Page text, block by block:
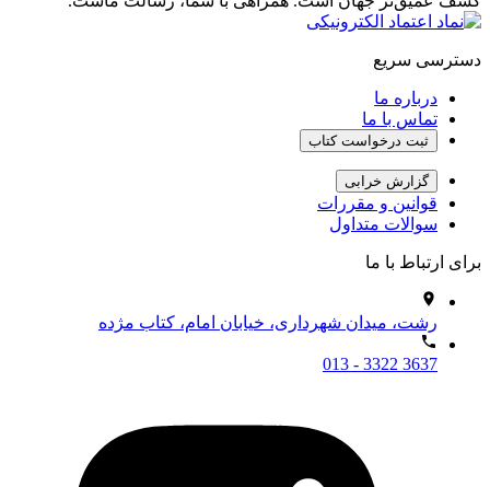
دسترسی سریع
درباره ما
تماس با ما
ثبت درخواست کتاب
گزارش خرابی
قوانین و مقررات
سوالات متداول
برای ارتباط با ما
رشت، میدان شهرداری، خیابان امام، کتاب مژده
013 - 3322 3637